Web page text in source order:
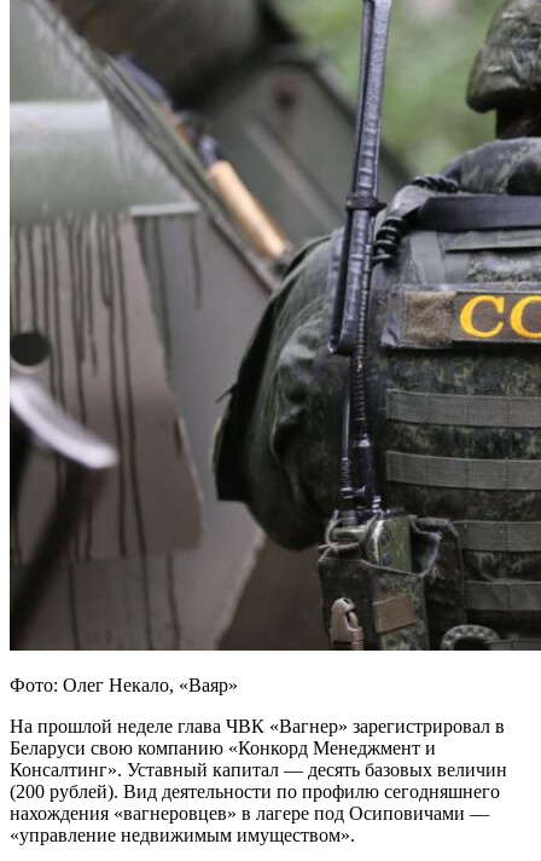
Фото: Олег Некало, «Ваяр»
На прошлой неделе глава ЧВК «Вагнер» зарегистрировал в
Беларуси свою компанию «Конкорд Менеджмент и
Консалтинг». Уставный капитал — десять базовых величин
(200 рублей). Вид деятельности по профилю сегодняшнего
нахождения «вагнеровцев» в лагере под Осиповичами —
«управление недвижимым имуществом».